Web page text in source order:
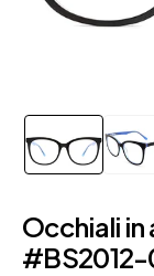
Occhiali
#BS2012-